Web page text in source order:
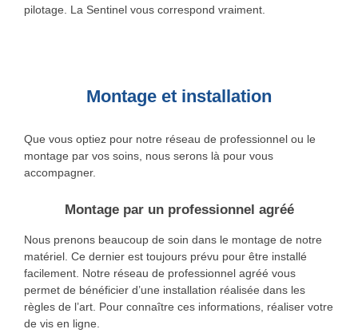
pilotage. La Sentinel vous correspond vraiment.
Montage et installation
Que vous optiez pour notre réseau de professionnel ou le
montage par vos soins, nous serons là pour vous
accompagner.
Montage par un professionnel agréé
Nous prenons beaucoup de soin dans le montage de notre
matériel. Ce dernier est toujours prévu pour être installé
facilement. Notre réseau de professionnel agréé vous
permet de bénéficier d’une installation réalisée dans les
règles de l’art. Pour connaître ces informations, réaliser votre
de vis en ligne.